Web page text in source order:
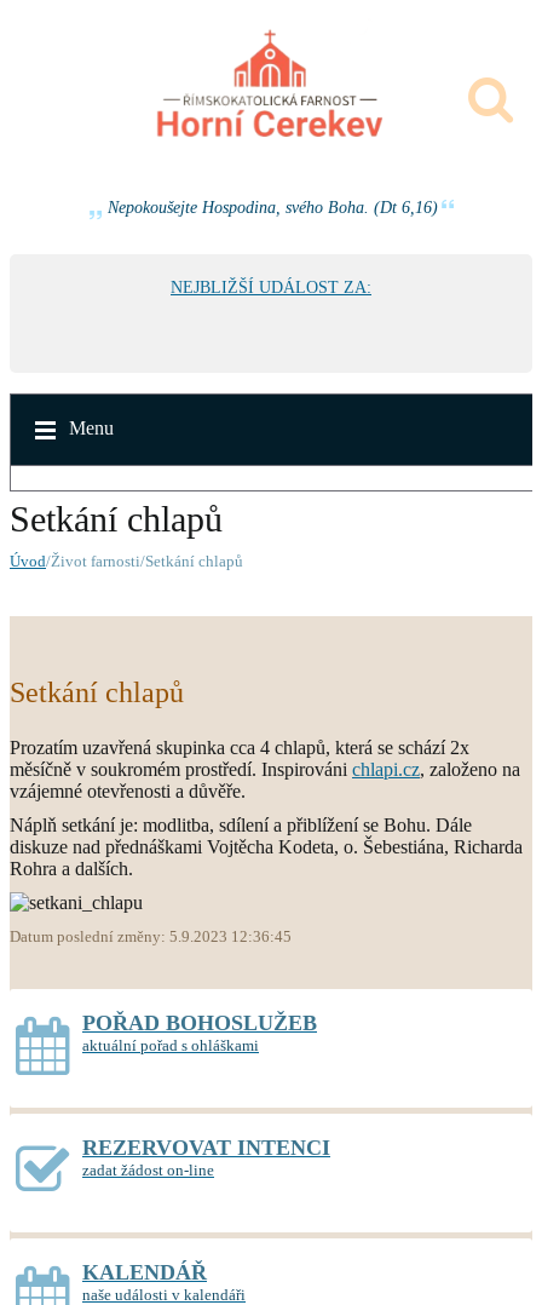
Nepokoušejte Hospodina, svého Boha. (Dt 6,16)
NEJBLIŽŠÍ UDÁLOST ZA:
Menu
Setkání chlapů
Úvod/Život farnosti/Setkání chlapů
Setkání chlapů
Prozatím uzavřená skupinka cca 4 chlapů, která se schází 2x
měsíčně v soukromém prostředí. Inspirováni chlapi.cz, založeno na
vzájemné otevřenosti a důvěře.
Náplň setkání je: modlitba, sdílení a přiblížení se Bohu. Dále
diskuze nad přednáškami Vojtěcha Kodeta, o. Šebestiána, Richarda
Rohra a dalších.
Datum poslední změny: 5.9.2023 12:36:45
POŘAD BOHOSLUŽEB
aktuální pořad s ohláškami
REZERVOVAT INTENCI
zadat žádost on-line
KALENDÁŘ
naše události v kalendáři